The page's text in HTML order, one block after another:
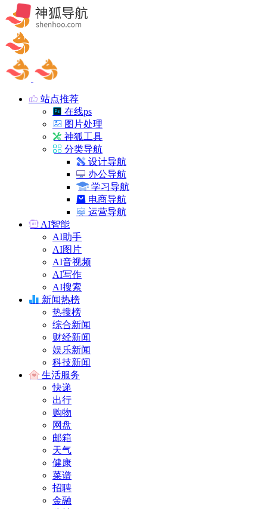
站点推荐
在线ps
图片处理
神狐工具
分类导航
设计导航
办公导航
学习导航
电商导航
运营导航
AI智能
AI助手
AI图片
AI音视频
AI写作
AI搜索
新闻热榜
热搜榜
综合新闻
财经新闻
娱乐新闻
科技新闻
生活服务
快递
出行
购物
网盘
邮箱
天气
健康
菜谱
招聘
金融